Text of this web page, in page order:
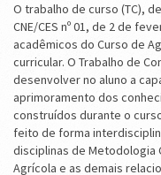
O trabalho de curso (TC),
CNE/CES nº 01, de 2 de
acadêmicos do Curso de
curricular. O Trabalho de
desenvolver no aluno a
aprimoramento dos
construídos durante o
feito de forma
disciplinas de Metodologia
Agrícola e as demais